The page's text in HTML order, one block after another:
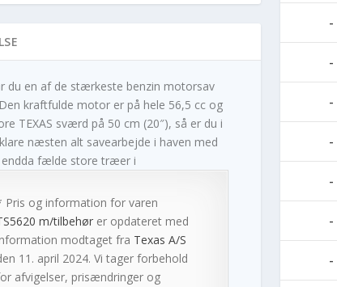
du en af de stærkeste benzin motorsav
kraftfulde motor er på hele 56,5 cc og
TEXAS sværd på 50 cm (20″), så er du i
næsten alt savearbejde i haven med
endda fælde store træer i
Pris og information for varen
m/tilbehører opdateret med
modtaget fra Texas A/S
11. april 2024. Vi tager forbehold
afvigelser, prisændringer og